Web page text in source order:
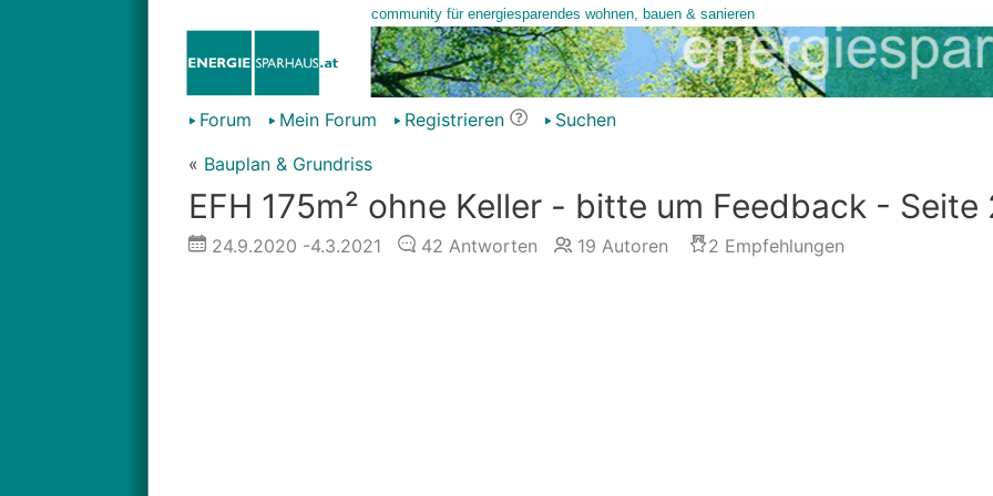
Forum Mein Forum Registrieren
Suchen
« Bauplan & Grundriss
EFH 175m² ohne Keller - bitte um Feedback - Seite
24.9.2020 -4.3.2021 42 Antworten 19 Autoren 2 Empfehlungen